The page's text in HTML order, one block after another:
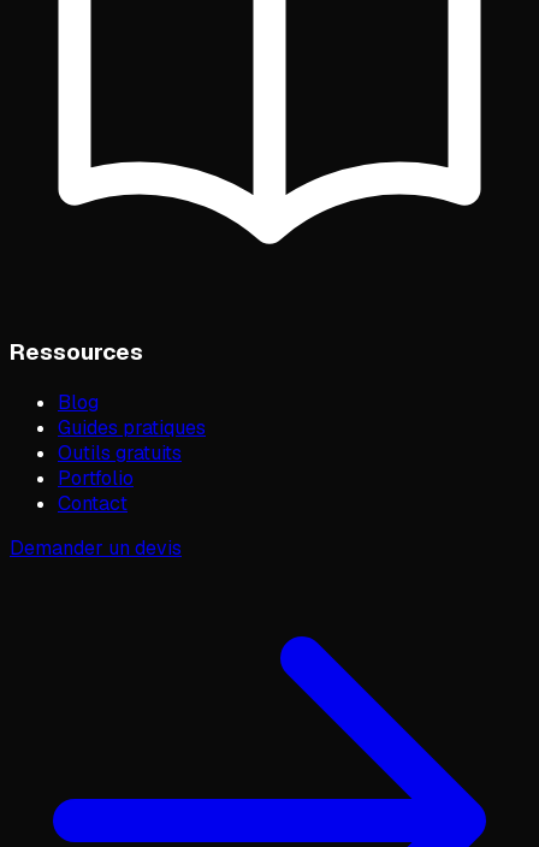
Ressources
Blog
Guides pratiques
Outils gratuits
Portfolio
Contact
Demander un devis